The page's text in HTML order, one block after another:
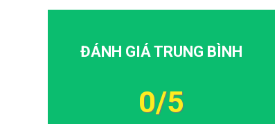
ĐÁNH GIÁ TRUNG BÌNH
0/5